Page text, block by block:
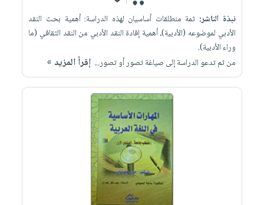
نبذة الناشر: ثمة منطلقات أساسيان لهذه الدراسة: أهمية بحث النقد
الأدبي لموضوعه (الأدبية)، أهمية إفادة النقد الأدبي من النقد الثقافي (ما
وراء الأدبية).
من ثم تدعو الدراسة إلى صياغة تصور أو تصور... إقرأ المزيد »